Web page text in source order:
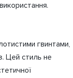
гвинтами,
Цей стиль не